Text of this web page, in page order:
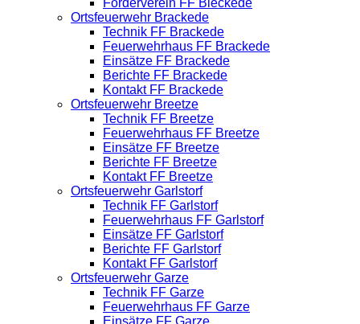
Ortsfeuerwehr Brackede
Technik FF Brackede
Feuerwehrhaus FF Brackede
Einsätze FF Brackede
Berichte FF Brackede
Kontakt FF Brackede
Ortsfeuerwehr Breetze
Technik FF Breetze
Feuerwehrhaus FF Breetze
Einsätze FF Breetze
Berichte FF Breetze
Kontakt FF Breetze
Ortsfeuerwehr Garlstorf
Technik FF Garlstorf
Feuerwehrhaus FF Garlstorf
Einsätze FF Garlstorf
Berichte FF Garlstorf
Kontakt FF Garlstorf
Ortsfeuerwehr Garze
Technik FF Garze
Feuerwehrhaus FF Garze
Einsätze FF Garze